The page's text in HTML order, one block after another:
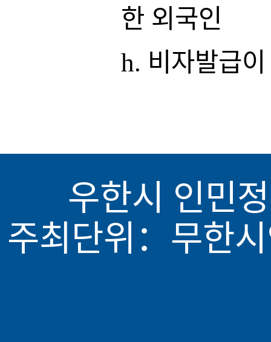
한 외국인
h. 비자발급
우한시 인민
주최단위：무한